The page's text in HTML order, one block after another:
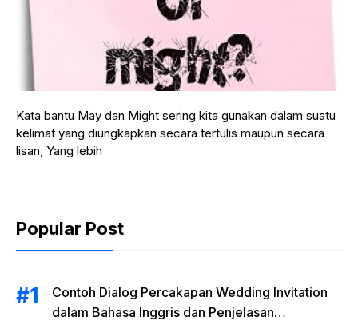
Kata bantu May dan Might sering kita gunakan dalam suatu
kelimat yang diungkapkan secara tertulis maupun secara
lisan, Yang lebih
Popular Post
Contoh Dialog Percakapan Wedding Invitation
dalam Bahasa Inggris dan Penjelasan